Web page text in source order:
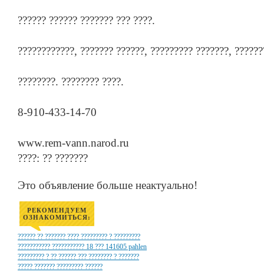
?????? ?????? ??????? ??? ????.
????????????, ??????? ??????, ????????? ???????,
????????. ???????? ????.
8-910-433-14-70
www.rem-vann.narod.ru
????: ?? ???????
Это объявление больше неактуально!
РЕКОМЕНДУЕМ
ОЗНАКОМИТЬСЯ:
?????? ?? ??????? ???? ????????? ? ?????????
??????????? ??????????? 18 ??? 141605 pahlen
????????? ? ?? ?????? ??? ???????? ? ???????
????? ??????? ????????? ??????